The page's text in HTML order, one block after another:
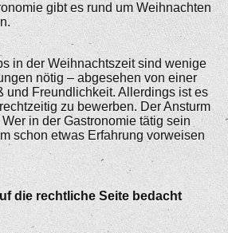
gibt es rund um Weihnachten
in der Weihnachtszeit sind wenige
nötig – abgesehen von einer
und Freundlichkeit. Allerdings ist es
zu bewerben. Der Ansturm
in der Gastronomie tätig sein
schon etwas Erfahrung vorweisen
die rechtliche Seite bedacht